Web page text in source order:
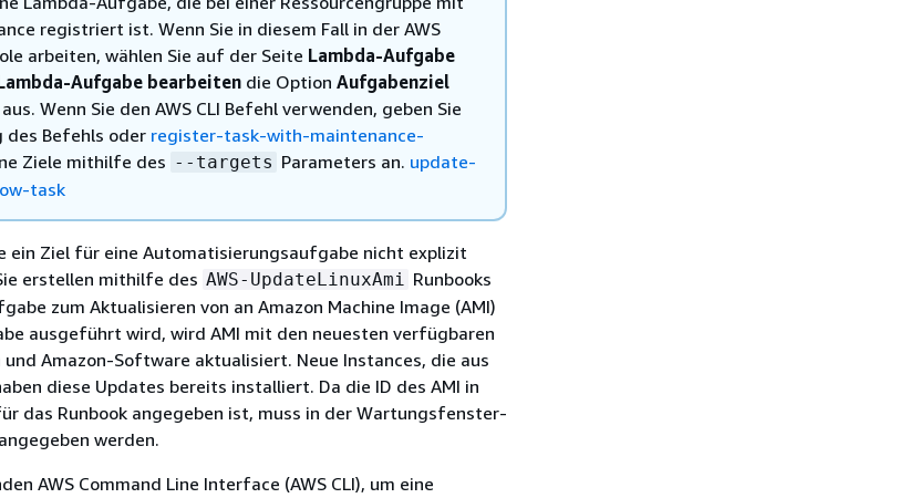
registriert ist. Wenn Sie in diesem Fall in der AWS
arbeiten, wählen Sie auf der Seite Lambda-Aufgabe
Aufgabe bearbeiten die Option Aufgabenziel
aus. Wenn Sie den AWS CLI Befehl verwenden, geben Sie
des Befehls oder register-task-with-maintenance-
Ziele mithilfe des --targets Parameters an. update-
task
ein Ziel für eine Automatisierungsaufgabe nicht explizit
erstellen mithilfe des AWS-UpdateLinuxAmi Runbooks
zum Aktualisieren von an Amazon Machine Image (AMI)
ausgeführt wird, wird AMI mit den neuesten verfügbaren
Amazon-Software aktualisiert. Neue Instances, die aus
diese Updates bereits installiert. Da die ID des AMI in
das Runbook angegeben ist, muss in der Wartungsfenster-
werden.
AWS Command Line Interface (AWS CLI), um eine